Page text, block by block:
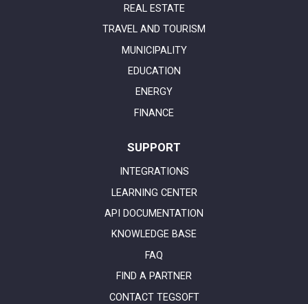
REAL ESTATE
TRAVEL AND TOURISM
MUNICIPALITY
EDUCATION
ENERGY
FINANCE
SUPPORT
INTEGRATIONS
LEARNING CENTER
API DOCUMENTATION
KNOWLEDGE BASE
FAQ
FIND A PARTNER
CONTACT TEGSOFT